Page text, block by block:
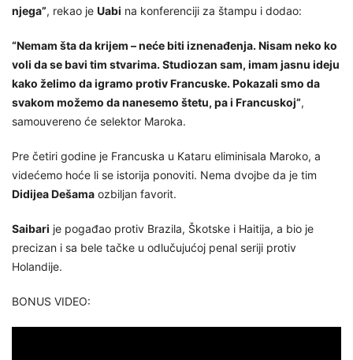
njega”, rekao je Uabi na konferenciji za štampu i dodao:
“Nemam šta da krijem – neće biti iznenađenja. Nisam neko ko
voli da se bavi tim stvarima. Studiozan sam, imam jasnu ideju
kako želimo da igramo protiv Francuske. Pokazali smo da
svakom možemo da nanesemo štetu, pa i Francuskoj”,
samouvereno će selektor Maroka.
Pre četiri godine je Francuska u Kataru eliminisala Maroko, a
videćemo hoće li se istorija ponoviti. Nema dvojbe da je tim
Didijea Dešama ozbiljan favorit.
Saibari je pogađao protiv Brazila, Škotske i Haitija, a bio je
precizan i sa bele tačke u odlučujućoj penal seriji protiv
Holandije.
BONUS VIDEO: